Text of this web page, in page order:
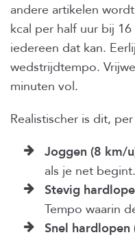
andere artikelen
kcal per half uur bij
iedereen dat kan.
wedstrijdtempo.
minuten vol.
Realistischer is dit,
Joggen (8 km/
als je net begint.
Stevig
Tempo waarin
Snel hardlopen